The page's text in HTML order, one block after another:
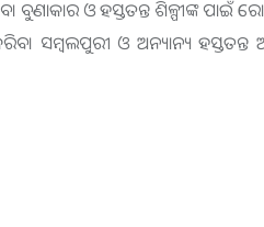
ବୁଣାକାର ଓ ହସ୍ତତନ୍ତ ଶିଳ୍ପୀଙ୍କ
ସମ୍ବଲପୁରୀ ଓ ଅନ୍ୟାନ୍ୟ